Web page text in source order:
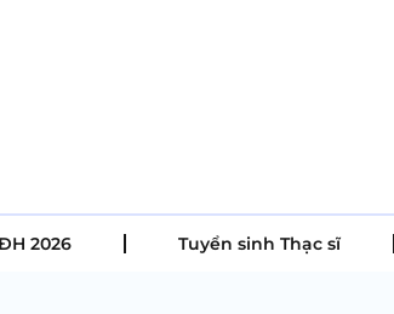
2026 Tuyển sinh Thạc sĩ